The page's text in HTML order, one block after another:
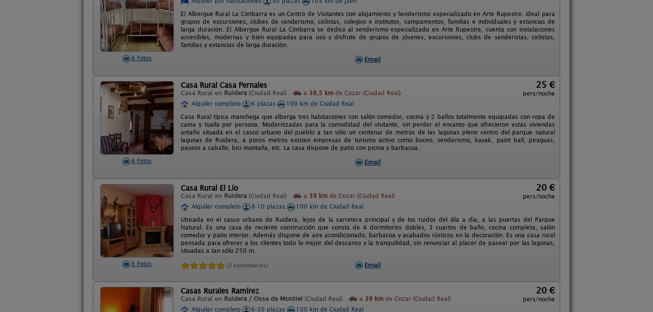
8 Fotos
El Albergue Rural La Cimbarra es un Centro de Visitantes con alojamiento y Senderismo especializado en Arte Rupestre. Ideal para
grupos de excursiones, clubes de senderismo, ciclistas, colegios e institutos, campamentos, familias e individuales y estancias de
larga duración. El Albergue Rural La Cimbarra se dedica al senderismo especializado en Arte Rupestre, cuenta con instalaciones
accesibles, modernas y bien equipadas para uso y disfrute de grupos de jóvenes, excursiones, clubs de senderistas, ciclistas,
familias y estancias de larga duración.
Email
8 Fotos
Casa Rural Casa Pernales
Casa Rural en Ruidera (Ciudad Real) a 38,5 km de Cozar (Ciudad Real)
25 €
pers/noche
Alquiler completo
6 plazas
100 km de Ciudad Real
Casa Rural típica manchega que alberga tres habitaciones con salón comedor, cocina y 2 baños totalmente equipadas con ropa de
cama y toalla por persona. Modernizadas para la comodidad del visitante, sin perder el encanto que ofrecieron estas viviendas
antaño situada en el casco urbano del pueblo a tan sólo un centenar de metros de las lagunas pleno centro del parque natural
lagunas de Ruidera, a pocos metros existen empresas de turismo activo como buceo, senderismo, kayak, paint ball, piraguas,
paseos a caballo, bici montaña, etc. La casa dispone de patio con picina y barbacoa.
Email
8 Fotos
Casa Rural El Lío
Casa Rural en Ruidera (Ciudad Real) a 39 km de Cozar (Ciudad Real)
20 €
pers/noche
Alquiler completo
8-10 plazas
100 km de Ciudad Real
Ubicada en el casco urbano de Ruidera, lejos de la carretera principal y de los ruidos del día a día, a las puertas del Parque
Natural. Es una casa de reciente construcción que consta de 4 dormitorios dobles, 3 cuartos de baño, cocina completa, salón
comedor y patio interior. Además dispone de aire acondicionado, barbacoa y acabados rústicos en la decoración. Es una casa rural
pensada para ofrecer a los clientes todo lo mejor del descanso y la tranquilidad, sin renunciar al placer de pasear por las lagunas,
situadas a tan sólo 250 m.
(2 comentarios) Email
Casas Rurales Ramírez
Casa Rural en Ruidera / Ossa de Montiel (Ciudad Real) a 39 km de Cozar (Ciudad Real)
20 €
pers/noche
Alquiler completo
6-30 plazas 100 km de Ciudad Real